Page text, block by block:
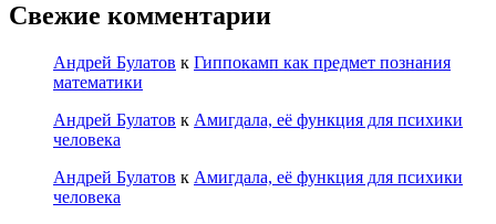
Свежие комментарии
Андрей Булатов к Гиппокамп как предмет познания
математики
Андрей Булатов к Амигдала, её функция для психики
человека
Андрей Булатов к Амигдала, её функция для психики
человека